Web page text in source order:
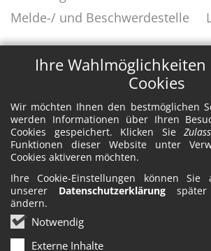
Ihre Wahlmöglichkeiten
Cookies
Wir möchten Ihnen den bestmöglichen
werden Informationen über Ihren
Cookies gespeichert. Klicken Sie
Funktionen dieser Website unter
Cookies aktiveren möchten.
Ihre Cookie-Einstellungen können
unserer Datenschutzerklärung
ändern.
Notwendig
Externe Inhalte
Melde-/ und Beschwerdestelle